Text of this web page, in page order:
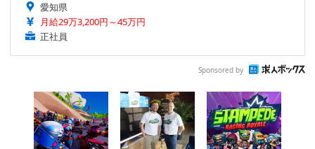
愛知県
月給29万3,200円～45万円
正社員
Sponsored by